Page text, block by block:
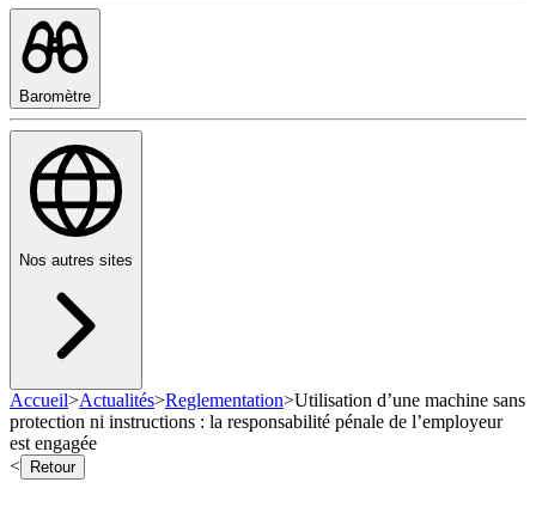
Baromètre
Nos autres sites
Accueil>Actualités>Reglementation>Utilisation d’une machine sans
protection ni instructions : la responsabilité pénale de l’employeur
est engagée
<
Retour